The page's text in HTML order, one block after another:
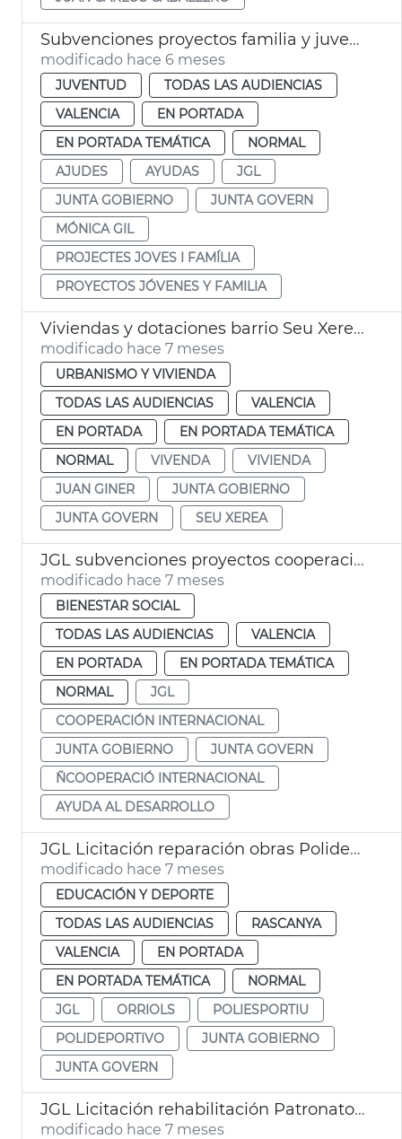
Subvenciones proyectos familia y juventud València
modificado hace 6 meses
JUVENTUD
TODAS LAS AUDIENCIAS
VALENCIA
EN PORTADA
EN PORTADA TEMÁTICA
NORMAL
AJUDES
AYUDAS
JGL
JUNTA GOBIERNO
JUNTA GOVERN
MÓNICA GIL
PROJECTES JOVES I FAMÍLIA
PROYECTOS JÓVENES Y FAMILIA
Viviendas y dotaciones barrio Seu Xerea València
modificado hace 7 meses
URBANISMO Y VIVIENDA
TODAS LAS AUDIENCIAS
VALENCIA
EN PORTADA
EN PORTADA TEMÁTICA
NORMAL
VIVENDA
VIVIENDA
JUAN GINER
JUNTA GOBIERNO
JUNTA GOVERN
SEU XEREA
JGL subvenciones proyectos cooperación internacional
modificado hace 7 meses
BIENESTAR SOCIAL
TODAS LAS AUDIENCIAS
VALENCIA
EN PORTADA
EN PORTADA TEMÁTICA
NORMAL
JGL
COOPERACIÓN INTERNACIONAL
JUNTA GOBIERNO
JUNTA GOVERN
ÑCOOPERACIÓ INTERNACIONAL
AYUDA AL DESARROLLO
JGL Licitación reparación obras Polideportivo Orriols València
modificado hace 7 meses
EDUCACIÓN Y DEPORTE
TODAS LAS AUDIENCIAS
RASCANYA
VALENCIA
EN PORTADA
EN PORTADA TEMÁTICA
NORMAL
JGL
ORRIOLS
POLIESPORTIU
POLIDEPORTIVO
JUNTA GOBIERNO
JUNTA GOVERN
JGL Licitación rehabilitación Patronato San José València
modificado hace 7 meses